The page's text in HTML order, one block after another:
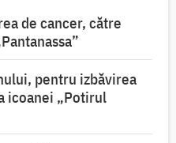
de cancer, către
pentru izbăvirea
icoanei „Potirul